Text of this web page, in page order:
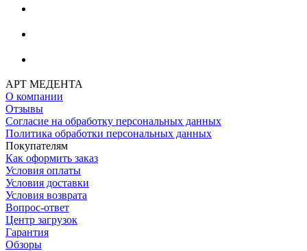
АРТ МЕДЕНТА
О компании
Отзывы
Согласие на обработку персональных данных
Политика обработки персональных данных
Покупателям
Как оформить заказ
Условия оплаты
Условия доставки
Условия возврата
Вопрос-ответ
Центр загрузок
Гарантия
Обзоры